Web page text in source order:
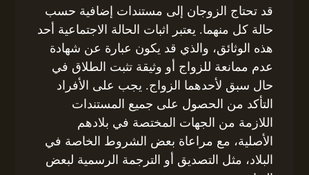
قد تحتاج الزوجان إلى مستندات إضافية حسب
حالة كل منهما. يعتبر اثبات الحالة الاجتماعية أحد
هذه الوثائق، والذي قد يكون عبارة عن شهادة
عدم ممانعة للزواج أو وثيقة تثبت الطلاق في
حال سبق لأحدهما الزواج. يجب على الأفراد
التأكد من الحصول على جميع المستندات
اللازمة من الجهات المختصة في بلادهم
الأصلية، مع مراعاة بعض الشروط الخاصة في
البلاد، مثل التصديق أو الترجمة الرسمية لبعض